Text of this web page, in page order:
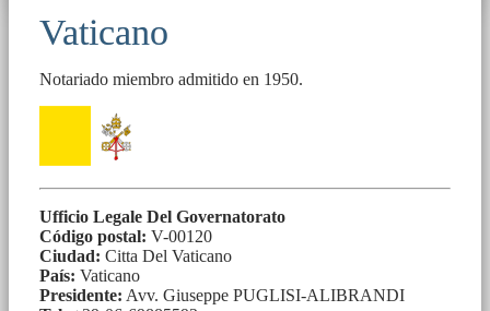
Vaticano
Notariado miembro admitido en 1950.
Ufficio Legale Del Governatorato
Código postal: V-00120
Ciudad: Citta Del Vaticano
País: Vaticano
Presidente: Avv. Giuseppe PUGLISI-ALIBRANDI